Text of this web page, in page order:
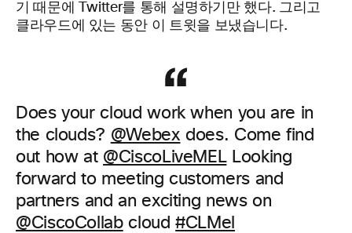
기 때문에 Twitter를 통해 설명하기만 했다. 그리고
클라우드에 있는 동안 이 트윗을 보냈습니다.
Does your cloud work when you are in
the clouds? @Webexdoes. Come find
out how at @CiscoLiveMELLooking
forward to meeting customers and
partners and an exciting news on
@CiscoCollabcloud#CLMel